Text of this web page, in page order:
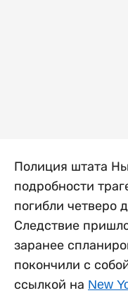
Полиция штата
подробности
погибли четверо
Следствие
заранее
покончили с
ссылкой на New